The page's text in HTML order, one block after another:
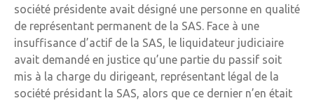
société présidente avait désigné une personne en qualité
de représentant permanent de la SAS. Face à une
insuffisance d’actif de la SAS, le liquidateur judiciaire
avait demandé en justice qu’une partie du passif soit
mis à la charge du dirigeant, représentant légal de la
société présidant la SAS, alors que ce dernier n’en était